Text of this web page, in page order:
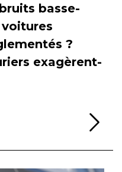
basse-
?
exagèrent-